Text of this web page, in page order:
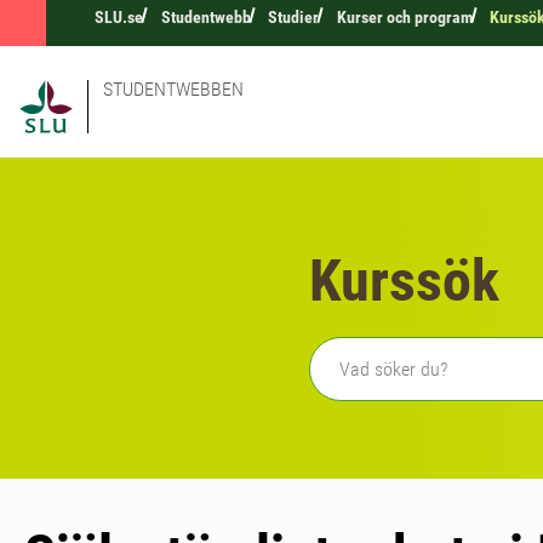
SLU.se Studentwebb Studier Kurser och program
STUDENTWEBBEN
Kurssök
Fritext sökning